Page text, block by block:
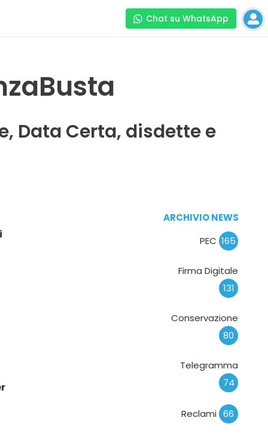
Chat su WhatsApp
Data Certa, disdette e
ARCHIVIO NEWS
PEC 165
Firma Digitale
131
Conservazione
80
Telegramma
74
Reclami 66